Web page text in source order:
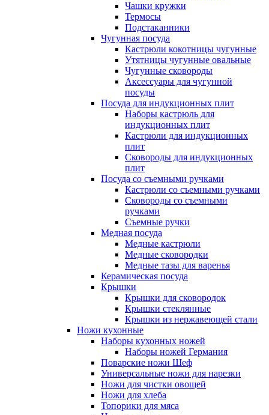
Чашки кружки
Термосы
Подстаканники
Чугунная посуда
Кастрюли кокотницы чугунные
Утятницы чугунные овальные
Чугунные сковороды
Аксессуары для чугунной
посуды
Посуда для индукционных плит
Наборы кастрюль для
индукционных плит
Кастрюли для индукционных
плит
Сковороды для индукционных
плит
Посуда со съемными ручками
Кастрюли со съемными ручками
Сковороды со съемными
ручками
Съемные ручки
Медная посуда
Медные кастрюли
Медные сковородки
Медные тазы для варенья
Керамическая посуда
Крышки
Крышки для сковородок
Крышки стеклянные
Крышки из нержавеющей стали
Ножи кухонные
Наборы кухонных ножей
Наборы ножей Германия
Поварские ножи Шеф
Универсальные ножи для нарезки
Ножи для чистки овощей
Ножи для хлеба
Топорики для мяса